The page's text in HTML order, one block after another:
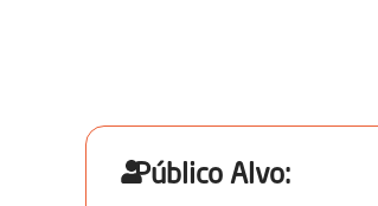
Público Alvo: